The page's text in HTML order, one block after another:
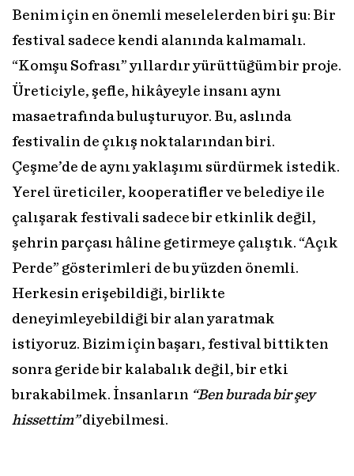
Benim için en önemli meselelerden biri şu: Bir
festival sadece kendi alanında kalmamalı.
“Komşu Sofrası” yıllardır yürüttüğüm bir proje.
Üreticiyle, şefle, hikâyeyle insanı aynı
masaetrafında buluşturuyor. Bu, aslında
festivalin de çıkış noktalarından biri.
Çeşme’de de aynı yaklaşımı sürdürmek istedik.
Yerel üreticiler, kooperatifler ve belediye ile
çalışarak festivali sadece bir etkinlik değil,
şehrin parçası hâline getirmeye çalıştık. “Açık
Perde” gösterimleri de bu yüzden önemli.
Herkesin erişebildiği, birlikte
deneyimleyebildiği bir alan yaratmak
istiyoruz. Bizim için başarı, festival bittikten
sonra geride bir kalabalık değil, bir etki
bırakabilmek. İnsanların “Ben burada bir şey
hissettim”diyebilmesi.